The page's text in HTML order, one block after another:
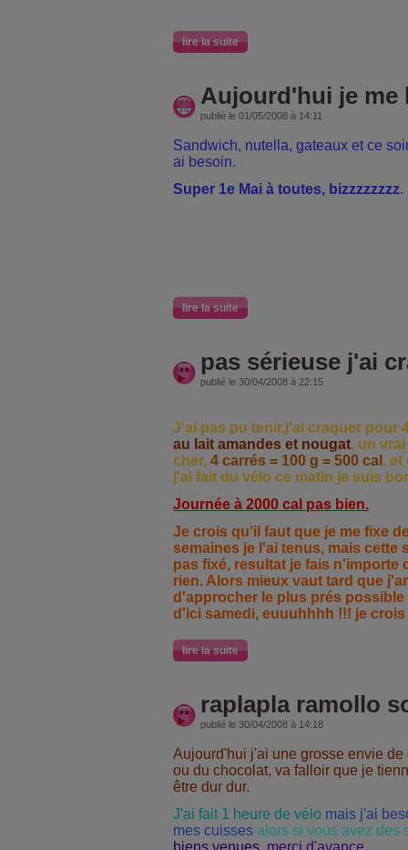
lire la suite
Aujourd'hui je me
publié le 01/05/2008 à 14:11
Sandwich, nutella, gateaux et ce
ai besoin.
Super 1e Mai à toutes, bizzzzzzzz.
lire la suite
pas sérieuse j'ai
publié le 30/04/2008 à 22:15
J'ai pas pu tenir,j'ai craquer pour
au lait amandes et nougat, un
cher, 4 carrés = 100 g = 500 cal , et
j'ai fait du vélo ce matin je suis
Journée à 2000 cal pas bien.
Je crois qu'il faut que je me fixe
semaines je l'ai tenus, mais cette
pas fixé, resultat je fais n'importe
rien. Alors mieux vaut tard que
d'approcher le plus prés possible
d'ici samedi, euuuhhhh !!! je crois
lire la suite
raplapla ramollo
publié le 30/04/2008 à 14:18
Aujourd'hui j'ai une grosse envie
ou du chocolat, va falloir que je
être dur dur.
J'ai fait 1 heure de vélo mais j'ai
mes cuisses alors si vous avez des
biens venues, merci d'avance.